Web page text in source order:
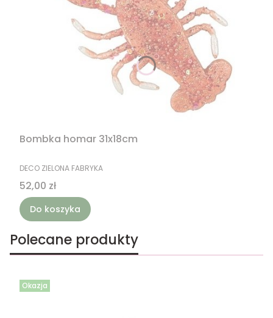
Bombka homar 31x18cm
PRODUCENT
DECO ZIELONA FABRYKA
Cena
52,00 zł
Do koszyka
Polecane produkty
Okazja